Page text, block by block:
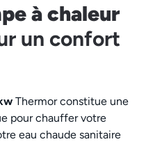
à chaleur
un confort
Thermor constitue une
pour chauffer votre
eau chaude sanitaire